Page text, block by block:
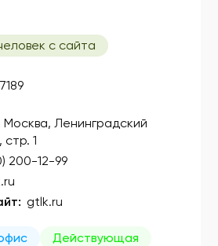
с сайта
Москва, Ленинградский
1
200-12-99
gtlk.ru
Действующая